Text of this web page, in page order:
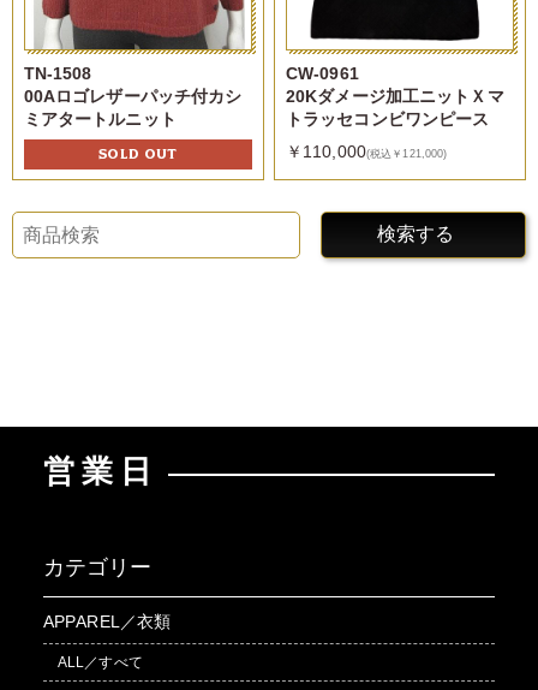
TN-1508
00Aロゴレザーパッチ付カシ
ミアタートルニット
SOLD OUT
CW-0961
20Kダメージ加工ニットＸマ
トラッセコンビワンピース
￥110,000(税込￥121,000)
検索する
営業日
カテゴリー
APPAREL／衣類
ALL／すべて